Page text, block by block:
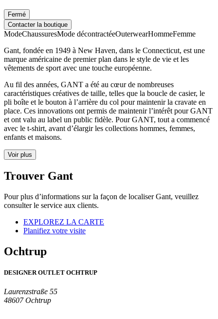
Fermé
Contacter la boutique
ModeChaussuresMode décontractéeOuterwearHommeFemme
Gant, fondée en 1949 à New Haven, dans le Connecticut, est une
marque américaine de premier plan dans le style de vie et les
vêtements de sport avec une touche européenne.
Au fil des années, GANT a été au cœur de nombreuses
caractéristiques créatives de taille, telles que la boucle de casier, le
pli boîte et le bouton à l’arrière du col pour maintenir la cravate en
place. Ces innovations ont permis de maintenir l’intérêt pour GANT
et ont valu au label un public fidèle. Pour GANT, tout a commencé
avec le t-shirt, avant d’élargir les collections hommes, femmes,
enfants et maisons.
Voir plus
Trouver Gant
Pour plus d’informations sur la façon de localiser Gant, veuillez
consulter le service aux clients.
EXPLOREZ LA CARTE
Planifiez votre visite
Ochtrup
DESIGNER OUTLET OCHTRUP
Laurenzstraße 55
48607 Ochtrup